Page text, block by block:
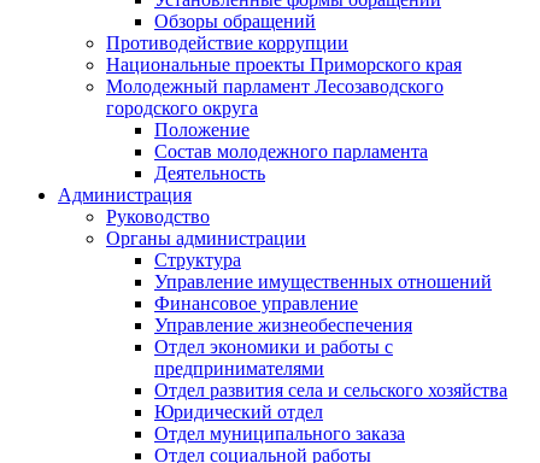
Обзоры обращений
Противодействие коррупции
Национальные проекты Приморского края
Молодежный парламент Лесозаводского
городского округа
Положение
Состав молодежного парламента
Деятельность
Администрация
Руководство
Органы администрации
Структура
Управление имущественных отношений
Финансовое управление
Управление жизнеобеспечения
Отдел экономики и работы с
предпринимателями
Отдел развития села и сельского хозяйства
Юридический отдел
Отдел муниципального заказа
Отдел социальной работы